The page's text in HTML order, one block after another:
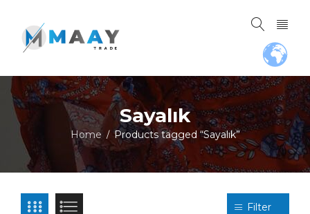
Sayalık
Home / Products tagged “Sayalık”
Filter